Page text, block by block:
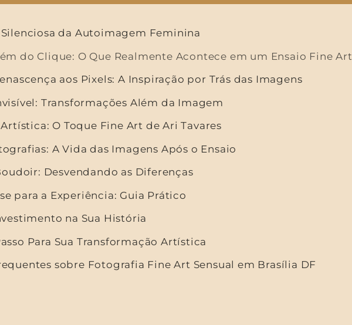
da Autoimagem Feminina
do Clique: O Que Realmente Acontece em um Ensaio Fine Art
aos Pixels: A Inspiração por Trás das Imagens
Transformações Além da Imagem
O Toque Fine Art de Ari Tavares
A Vida das Imagens Após o Ensaio
Desvendando as Diferenças
para a Experiência: Guia Prático
na Sua História
Para Sua Transformação Artística
sobre Fotografia Fine Art Sensual em Brasília DF